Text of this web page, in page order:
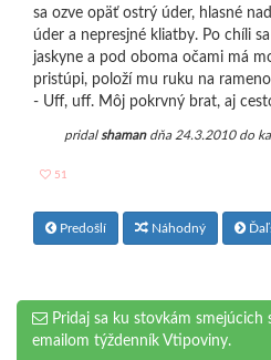
sa ozve opäť ostrý úder, hlasné
úder a nepresjné kliatby. Po chíli
jaskyne a pod oboma očami má
pristúpi, položí mu ruku na
- Uff, uff. Môj pokrvný brat, aj
pridal shamandňa 24.3.2010 do
51
Predošlí Náhodný
Pridaj sa ku stovkám smejúcich
emailom týždenník Vtipoviny.